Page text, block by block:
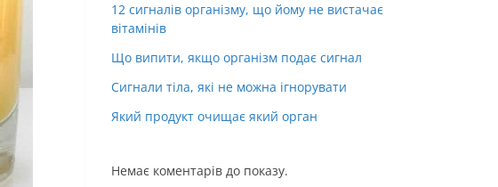
12 сигналів організму, що йому не вистачає
вітамінів
Що випити, якщо організм подає сигнал
Сигнали тіла, які не можна ігнорувати
Який продукт очищає який орган
Немає коментарів до показу.